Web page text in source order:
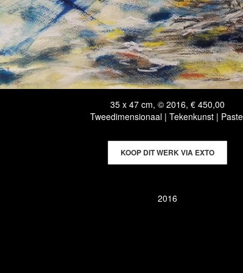
35 x 47 cm, © 2016, € 450,00
Tweedimensionaal | Tekenkunst |
KOOP DIT WERK VIA EXTO
2016